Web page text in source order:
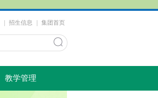
招生信息 集团首页
教学管理